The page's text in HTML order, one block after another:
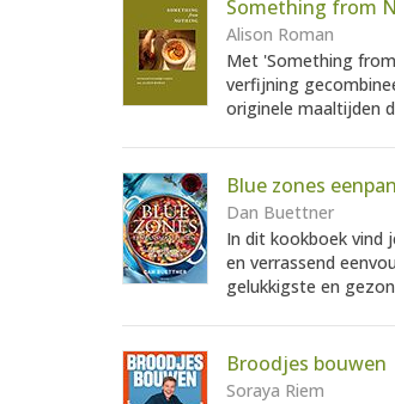
Something from
Alison Roman
Met 'Something
verfijning
originele maaltijden
Blue zones
Dan Buettner
In dit kookboek vind
en verrassend
gelukkigste en
Broodjes bouwen
Soraya Riem